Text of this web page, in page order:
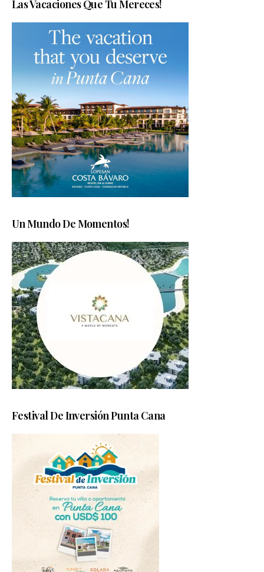
Las Vacaciones Que Tu Mereces!
Un Mundo De Momentos!
Festival De Inversión Punta Cana